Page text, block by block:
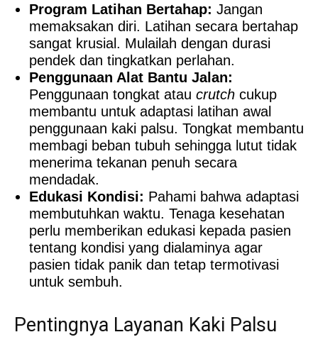
Program Latihan Bertahap: Jangan
memaksakan diri. Latihan secara bertahap
sangat krusial. Mulailah dengan durasi
pendek dan tingkatkan perlahan.
Penggunaan Alat Bantu Jalan:
Penggunaan tongkat atau crutch cukup
membantu untuk adaptasi latihan awal
penggunaan kaki palsu. Tongkat membantu
membagi beban tubuh sehingga lutut tidak
menerima tekanan penuh secara
mendadak.
Edukasi Kondisi: Pahami bahwa adaptasi
membutuhkan waktu. Tenaga kesehatan
perlu memberikan edukasi kepada pasien
tentang kondisi yang dialaminya agar
pasien tidak panik dan tetap termotivasi
untuk sembuh.
Pentingnya Layanan Kaki Palsu